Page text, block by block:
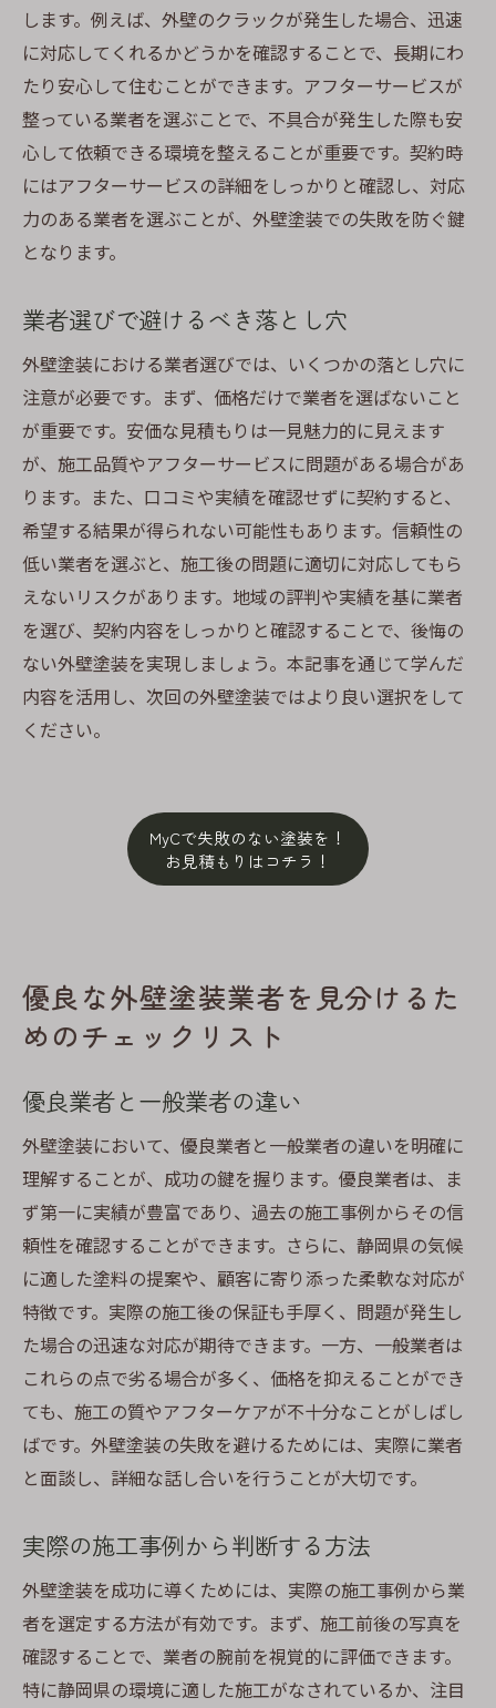
します。例えば、外壁のクラックが発生した場合、迅速
に対応してくれるかどうかを確認することで、長期にわ
たり安心して住むことができます。アフターサービスが
整っている業者を選ぶことで、不具合が発生した際も安
心して依頼できる環境を整えることが重要です。契約時
にはアフターサービスの詳細をしっかりと確認し、対応
力のある業者を選ぶことが、外壁塗装での失敗を防ぐ鍵
となります。
業者選びで避けるべき落とし穴
外壁塗装における業者選びでは、いくつかの落とし穴に
注意が必要です。まず、価格だけで業者を選ばないこと
が重要です。安価な見積もりは一見魅力的に見えます
が、施工品質やアフターサービスに問題がある場合があ
ります。また、口コミや実績を確認せずに契約すると、
希望する結果が得られない可能性もあります。信頼性の
低い業者を選ぶと、施工後の問題に適切に対応してもら
えないリスクがあります。地域の評判や実績を基に業者
を選び、契約内容をしっかりと確認することで、後悔の
ない外壁塗装を実現しましょう。本記事を通じて学んだ
内容を活用し、次回の外壁塗装ではより良い選択をして
ください。
MyCで失敗のない塗装を！
お見積もりはコチラ！
優良な外壁塗装業者を見分けるた
めのチェックリスト
優良業者と一般業者の違い
外壁塗装において、優良業者と一般業者の違いを明確に
理解することが、成功の鍵を握ります。優良業者は、ま
ず第一に実績が豊富であり、過去の施工事例からその信
頼性を確認することができます。さらに、静岡県の気候
に適した塗料の提案や、顧客に寄り添った柔軟な対応が
特徴です。実際の施工後の保証も手厚く、問題が発生し
た場合の迅速な対応が期待できます。一方、一般業者は
これらの点で劣る場合が多く、価格を抑えることができ
ても、施工の質やアフターケアが不十分なことがしばし
ばです。外壁塗装の失敗を避けるためには、実際に業者
と面談し、詳細な話し合いを行うことが大切です。
実際の施工事例から判断する方法
外壁塗装を成功に導くためには、実際の施工事例から業
者を選定する方法が有効です。まず、施工前後の写真を
確認することで、業者の腕前を視覚的に評価できます。
特に静岡県の環境に適した施工がなされているか、注目